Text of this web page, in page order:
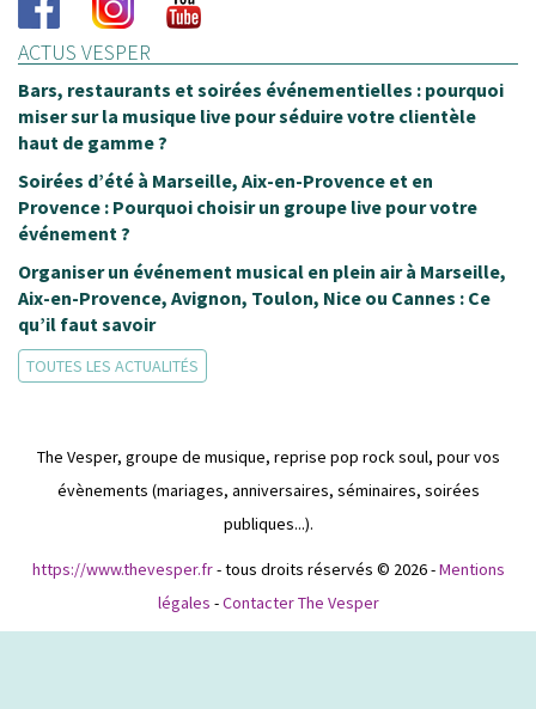
ACTUS VESPER
Bars, restaurants et soirées événementielles : pourquoi
miser sur la musique live pour séduire votre clientèle
haut de gamme ?
Soirées d’été à Marseille, Aix-en-Provence et en
Provence : Pourquoi choisir un groupe live pour votre
événement ?
Organiser un événement musical en plein air à Marseille,
Aix-en-Provence, Avignon, Toulon, Nice ou Cannes : Ce
qu’il faut savoir
TOUTES LES ACTUALITÉS
The Vesper, groupe de musique, reprise pop rock soul, pour vos
évènements (mariages, anniversaires, séminaires, soirées
publiques...).
https://www.thevesper.fr- tous droits réservés © 2026 -Mentions
légales -Contacter The Vesper